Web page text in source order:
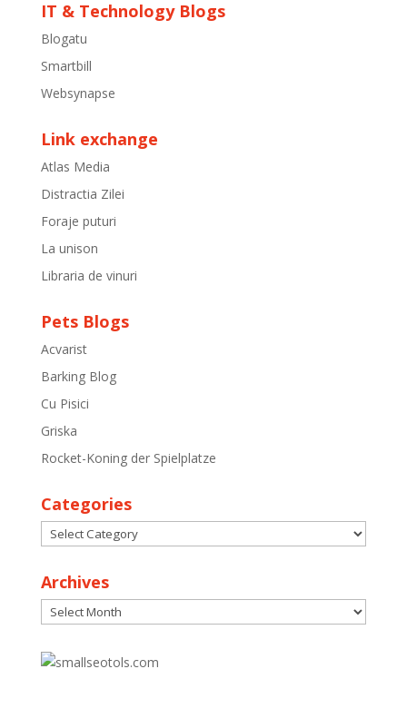
IT & Technology Blogs
Blogatu
Smartbill
Websynapse
Link exchange
Atlas Media
Distractia Zilei
Foraje puturi
La unison
Libraria de vinuri
Pets Blogs
Acvarist
Barking Blog
Cu Pisici
Griska
Rocket-Koning der Spielplatze
Categories
Categories
Archives
Archives